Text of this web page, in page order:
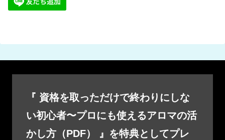
『 資格を取っただけで終わりにしな
い初心者〜プロにも使えるアロマの活
かし方（PDF） 』を特典としてプレ